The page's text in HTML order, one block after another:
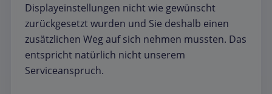
Displayeinstellungen nicht wie gewünscht
zurückgesetzt wurden und Sie deshalb einen
zusätzlichen Weg auf sich nehmen mussten. Das
entspricht natürlich nicht unserem
Serviceanspruch.